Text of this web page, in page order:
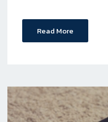
Read More